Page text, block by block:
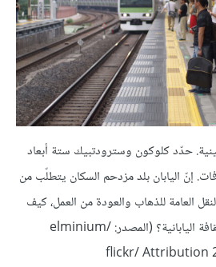
صينية. حدّد كلوكون وسترودتبيك ستة أبعاد
إنّ اليابان بلد مزدحم السكان يتطلّب من
العامة للذهاب والعودة من العمل، كيف
تؤثر جغرافية اليابان على الثقافة اليابانية؟ (المصدر: elminium/
flickr/ Attribution